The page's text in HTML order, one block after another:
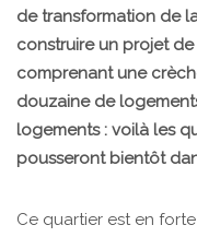
de transformation de
construire un projet
comprenant une
douzaine de
logements : voilà les
pousseront bientôt
Ce quartier est en